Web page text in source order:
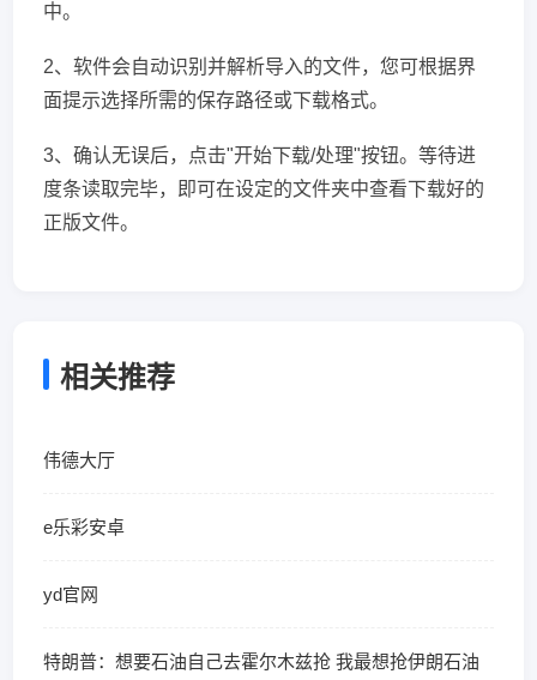
中。
2、软件会自动识别并解析导入的文件，您可根据界
面提示选择所需的保存路径或下载格式。
3、确认无误后，点击"开始下载/处理"按钮。等待进
度条读取完毕，即可在设定的文件夹中查看下载好的
正版文件。
相关推荐
伟德大厅
e乐彩安卓
yd官网
特朗普：想要石油自己去霍尔木兹抢 我最想抢伊朗石油